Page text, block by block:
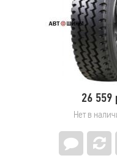
26 559
Нет в